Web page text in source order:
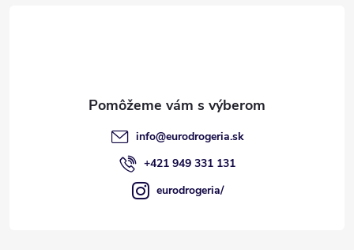
info@eurodrogeria.sk
+421 949 331 131
eurodrogeria/